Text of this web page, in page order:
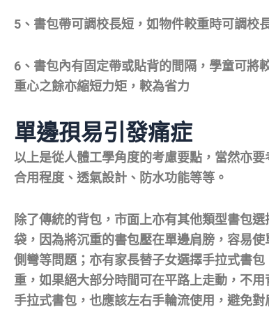
5、書包帶可調校長短，如物件較重時可調校
6、書包內有固定帶或貼背的間隔，學童可將
重心之餘亦縮短力矩，較為省力
單邊孭易引發痛症
以上是從人體工學角度的考慮要點，當然亦
合用程度、透氣設計、防水功能等等。
除了傳統的背包，市面上亦有其他類型書包
袋，因為將沉重的書包壓在單邊肩膀，容易
側彎等問題；亦有家長替子女選擇手拉式書
重，如果絕大部分時間可在平路上走動，不
手拉式書包，也應該左右手輪流使用，避免